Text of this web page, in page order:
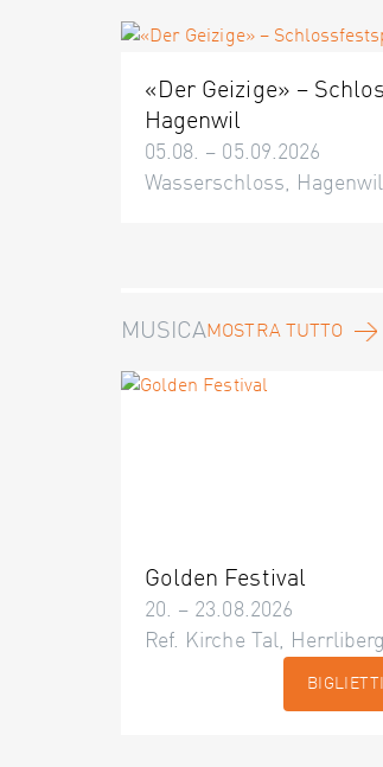
«Der Geizige» –
Hagenwil
05.08. – 05.09.2026
Wasserschloss, Hagenwil
MUSICAMOSTRA TUTTO
Golden Festival
20. – 23.08.2026
Ref. Kirche Tal, Herrliberg
BIGLIETTI